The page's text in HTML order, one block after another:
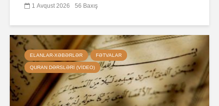
1 Avqust 2026 56 Baxış
ELANLAR-XƏBƏRLƏR FƏTVALAR
QURAN DƏRSLƏRI (VIDEO)